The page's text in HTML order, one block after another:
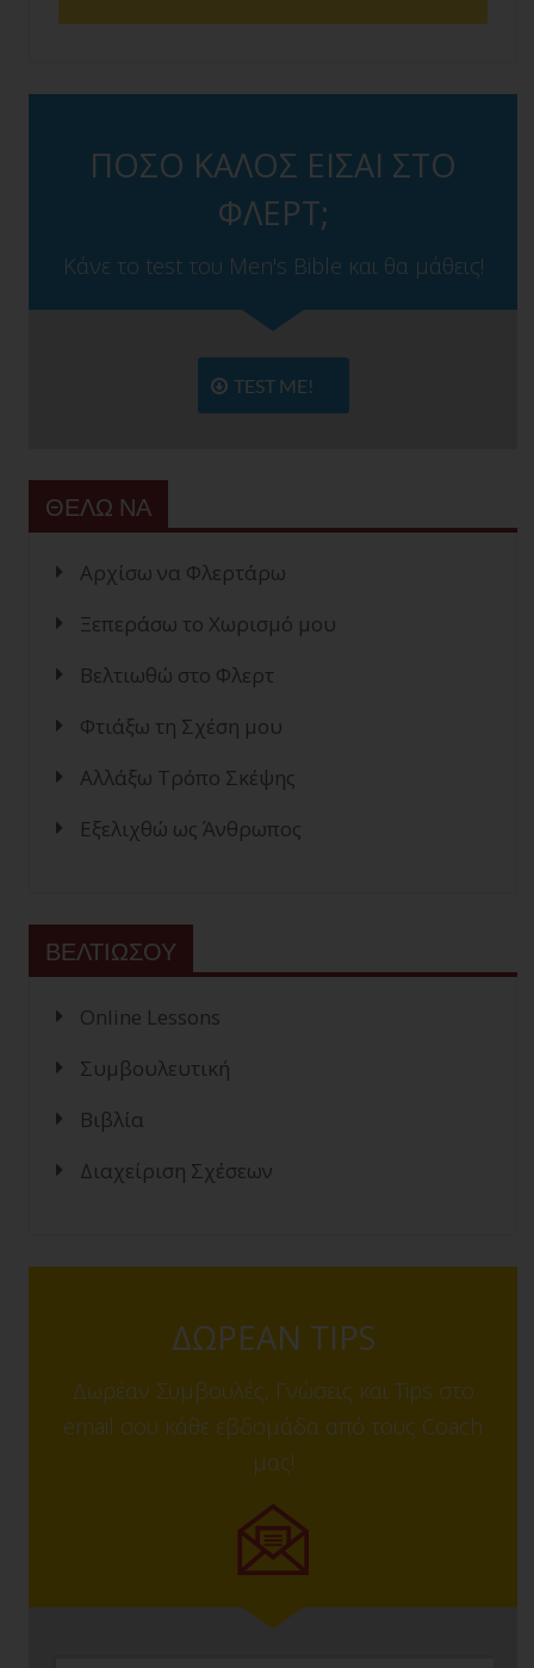
ΠΟΣΟ ΚΑΛΟΣ ΕΙΣΑΙ ΣΤΟ
ΦΛΕΡΤ;
Κάνε το test του Men's Bible και θα μάθεις!
TEST ME!
ΘΕΛΩ ΝΑ
Αρχίσω να Φλερτάρω
Ξεπεράσω το Χωρισμό μου
Βελτιωθώ στο Φλερτ
Φτιάξω τη Σχέση μου
Αλλάξω Τρόπο Σκέψης
Εξελιχθώ ως Άνθρωπος
ΒΕΛΤΙΩΣΟΥ
Online Lessons
Συμβουλευτική
Βιβλία
Διαχείριση Σχέσεων
ΔΩΡΕΑΝ TIPS
Δωρέαν Συμβουλές, Γνώσεις και Tips στο
email σου κάθε εβδομάδα από τους Coach
μας!